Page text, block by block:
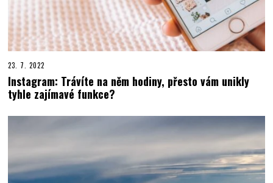
23. 7. 2022
Instagram: Trávíte na něm hodiny, přesto vám unikly
tyhle zajímavé funkce?